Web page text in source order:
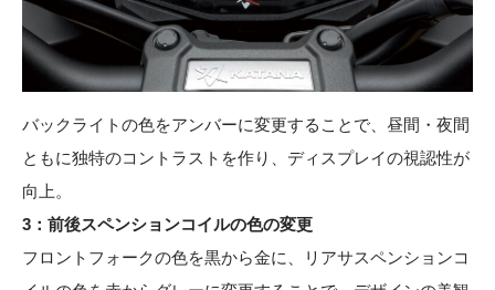
バックライトの色をアンバーに変更することで、昼間・夜間
ともに独特のコントラストを作り、ディスプレイの視認性が
向上。
3：前後スペンションコイルの色の変更
フロントフォークの色を黒から金に、リアサスペンションコ